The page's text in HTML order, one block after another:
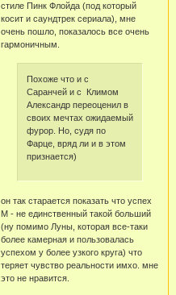
стиле Пинк Флойда (под который
косит и саундтрек сериала), мне
очень пошло, показалось все очень
гармоничным.
Похоже что и с
Саранчей и с Климом
Александр переоценил в
своих мечтах ожидаемый
фурор. Но, судя по
Фарце, вряд ли и в этом
признается)
он так старается показать что успех
М - не единственный такой больший
(ну помимо Луны, которая все-таки
более камерная и пользовалась
успехом у более узкого круга) что
теряет чувство реальности имхо. мне
это не нравится.